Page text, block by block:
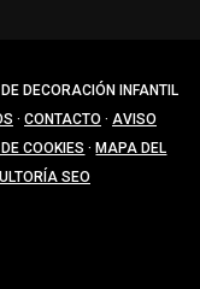
DECORACIÓN INFANTIL
· CONTACTO · AVISO
COOKIES · MAPA DEL
SEO